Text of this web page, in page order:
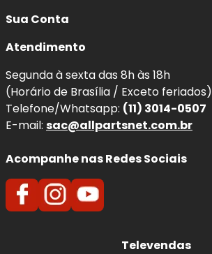
Sua Conta
Atendimento
Segunda à sexta das 8h às 18h
(Horário de Brasília / Exceto feriados)
Telefone/Whatsapp: (11) 3014-0507
E-mail: sac@allpartsnet.com.br
Acompanhe nas Redes Sociais
Televendas